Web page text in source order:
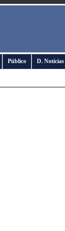
Público D. Notícias